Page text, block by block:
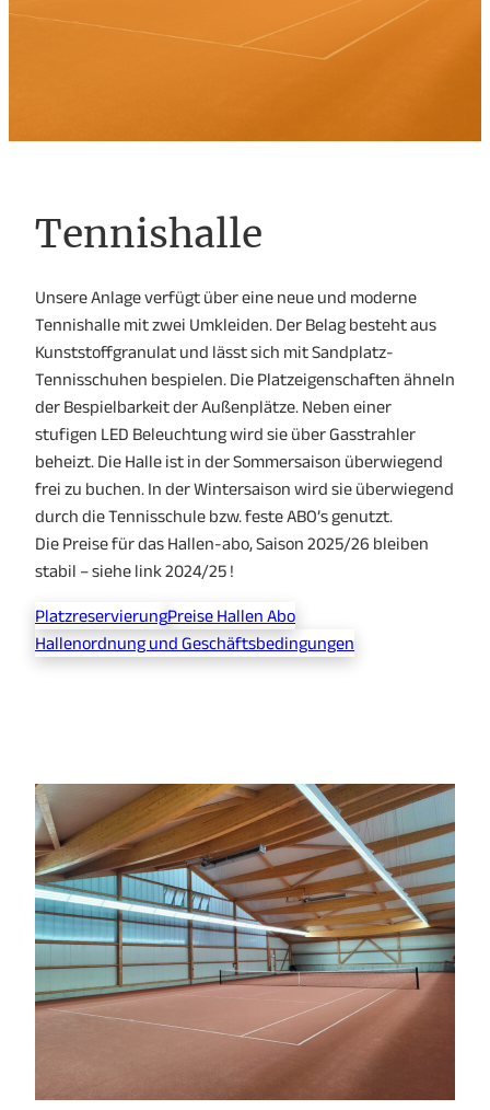
Tennishalle
Unsere Anlage verfügt über eine neue und moderne
Tennishalle mit zwei Umkleiden. Der Belag besteht aus
Kunststoffgranulat und lässt sich mit Sandplatz-
Tennisschuhen bespielen. Die Platzeigenschaften ähneln
der Bespielbarkeit der Außenplätze. Neben einer
stufigen LED Beleuchtung wird sie über Gasstrahler
beheizt. Die Halle ist in der Sommersaison überwiegend
frei zu buchen. In der Wintersaison wird sie überwiegend
durch die Tennisschule bzw. feste ABO’s genutzt.
Die Preise für das Hallen-abo, Saison 2025/26 bleiben
stabil – siehe link 2024/25 !
PlatzreservierungPreise Hallen Abo
Hallenordnung und Geschäftsbedingungen